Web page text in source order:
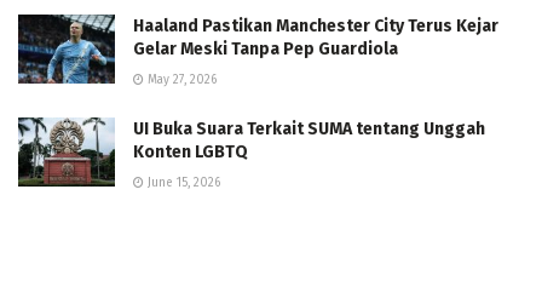
Haaland Pastikan Manchester City Terus Kejar
Gelar Meski Tanpa Pep Guardiola
May 27, 2026
UI Buka Suara Terkait SUMA tentang Unggah
Konten LGBTQ
June 15, 2026